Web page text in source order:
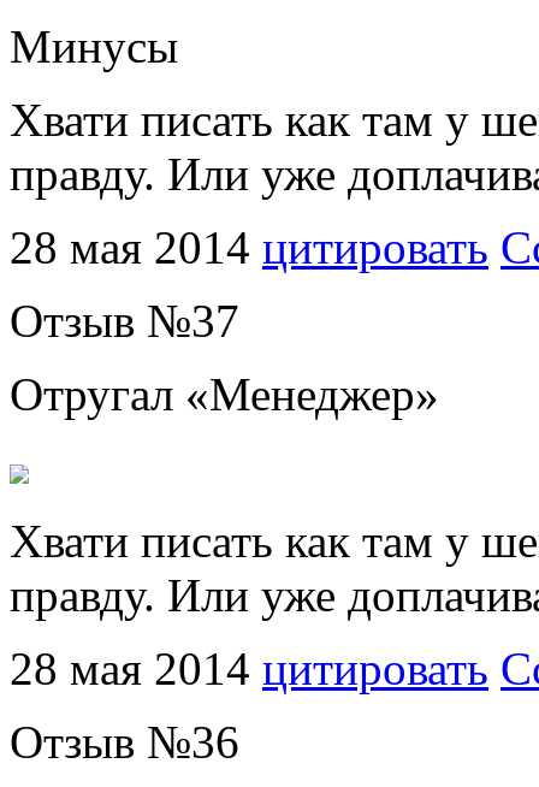
Минусы
Хвати писать как там у
правду. Или уже
28 мая 2014 цитировать
Отзыв №37
Отругал «Менеджер»
Хвати писать как там у
правду. Или уже
28 мая 2014 цитировать
Отзыв №36